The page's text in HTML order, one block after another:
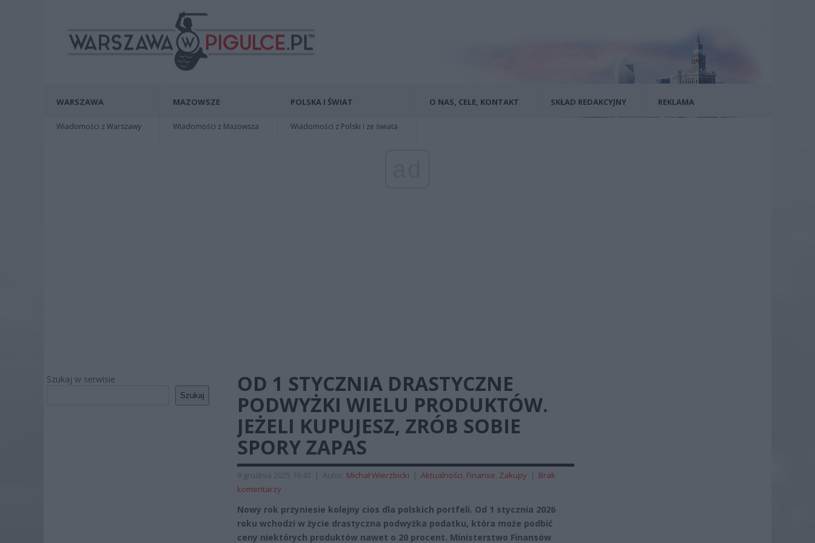
WARSZAWA
Wiadomości z Warszawy
MAZOWSZE
Wiadomości z Mazowsza
POLSKA I ŚWIAT
Wiadomości z Polski i ze świata
O NAS, CELE, KONTAKT SKŁAD REDAKCYJNY REKLAMA
Szukaj w serwisie
Szukaj
OD 1 STYCZNIA DRASTYCZNE
PODWYŻKI WIELU PRODUKTÓW.
JEŻELI KUPUJESZ, ZRÓB SOBIE
SPORY ZAPAS
9 grudnia 2025 16:43 | Autor: Michał Wierzbicki | Aktualności Finanse Zakupy | Brak
komentarzy
Nowy rok przyniesie kolejny cios dla polskich portfeli. Od 1 stycznia 2026
roku wchodzi w życie drastyczna podwyżka podatku, która może podbić
ceny niektórych produktów nawet o 20 procent. Ministerstwo Finansów